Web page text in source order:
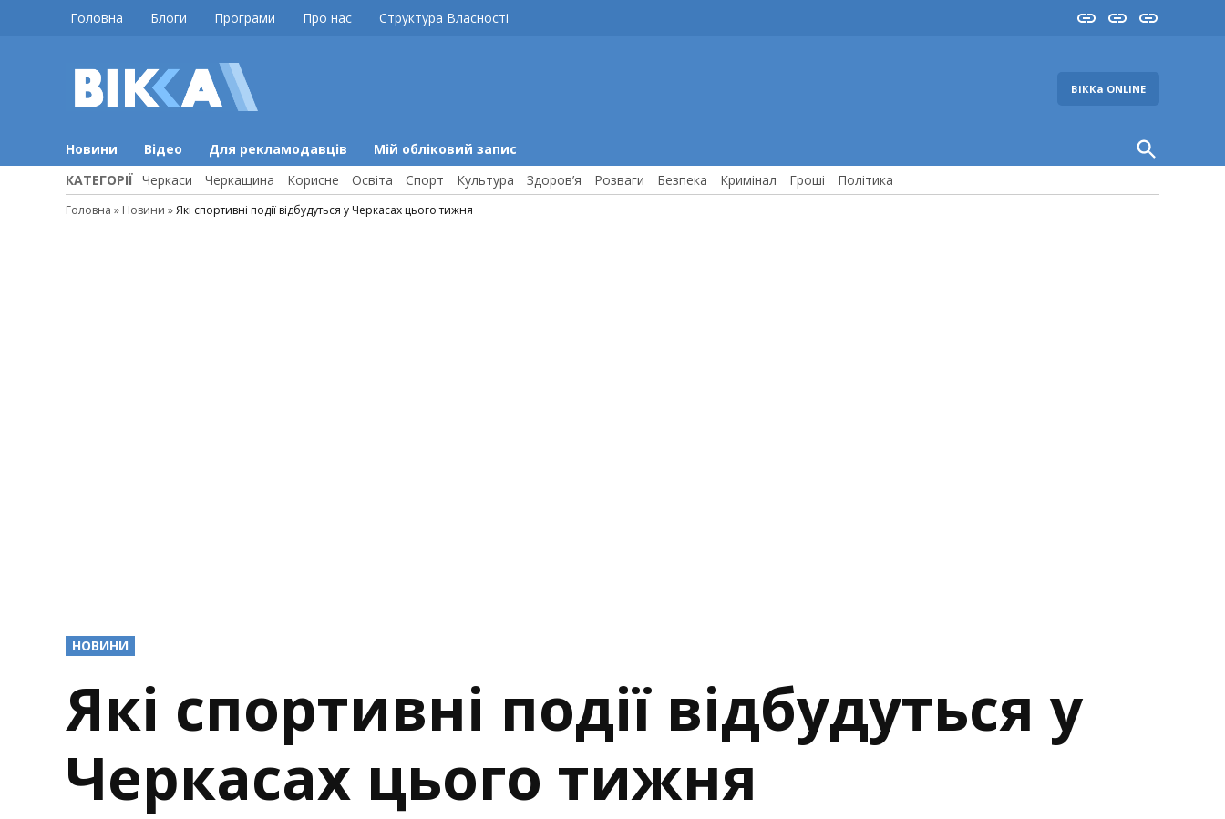
Головна Блоги Програми Про нас Структура Власності InstaYouTube
FB
ВіККа ONLINE
Новини Відео Для рекламодавців Мій обліковий запис
Open
Search
КАТЕГОРІЇ Черкаси Черкащина Корисне Освіта Спорт Культура Здоров’я Розваги Безпека Кримінал Гроші Політика
Головна » Новини »Які спортивні події відбудуться у Черкасах цього тижня
POSTED
IN
НОВИНИ
Які спортивні події відбудуться у
Черкасах цього тижня